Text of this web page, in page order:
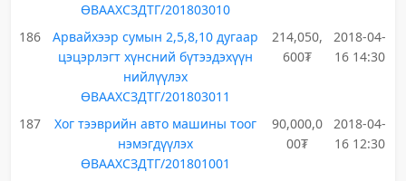
ӨВААХСЗДТГ/201803010
186
Арвайхээр сумын 2,5,8,10 дугаар
цэцэрлэгт хүнсний бүтээдэхүүн
нийлүүлэх
ӨВААХСЗДТГ/201803011
214,050,
600₮
2018-04-
16 14:30
187
Хог тээврийн авто машины тоог
нэмэгдүүлэх
ӨВААХСЗДТГ/201801001
90,000,0
00₮
2018-04-
16 12:30